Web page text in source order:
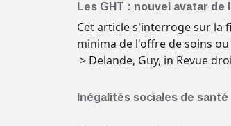
Les GHT : nouvel avatar
Cet article s'interroge sur la
minima de l'offre de soins
> Delande, Guy, in Revue
Inégalités sociales de